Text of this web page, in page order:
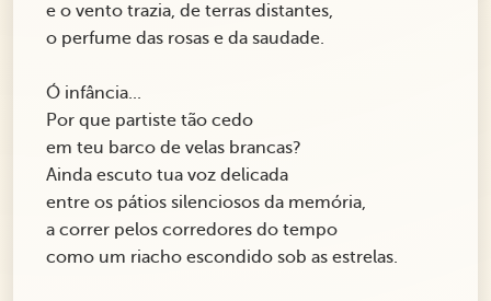
e o vento trazia, de terras distantes,
o perfume das rosas e da saudade.
Ó infância...
Por que partiste tão cedo
em teu barco de velas brancas?
Ainda escuto tua voz delicada
entre os pátios silenciosos da memória,
a correr pelos corredores do tempo
como um riacho escondido sob as estrelas.